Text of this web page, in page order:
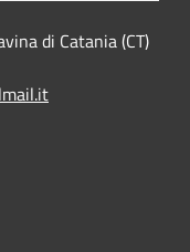
di Catania (CT)